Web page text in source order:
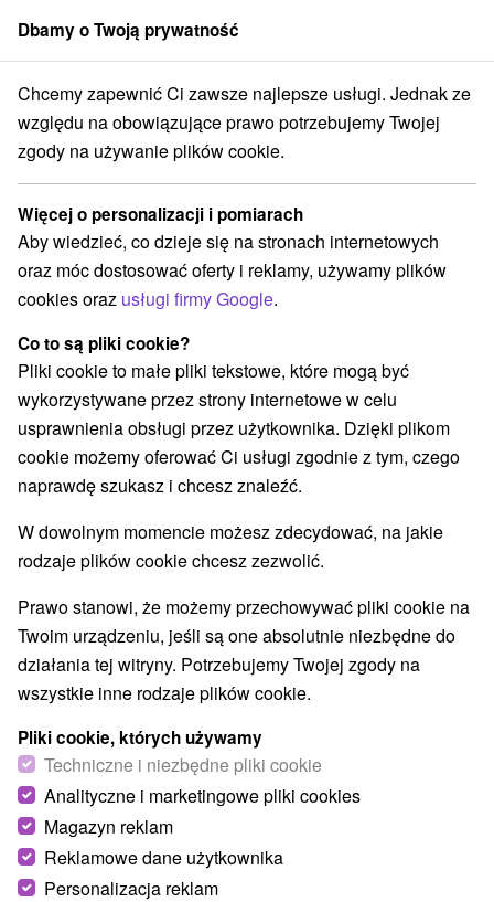
członek grupySorger
Relaks i zabawa przed Sylwestrem w Thermalpark Varga –
Relaks i zabawa przed Sylwestrem
w Thermalpark Varga – pobyt pełen
smaków i relaksu
Oferta wygasła! Wybierz poniżej z aktualnych ofert.
Hotel Thermal Varga★★★Wielki Meder Veľký Meder
Przejdź do lokalizacji
9,3 doskonały·187 recenzji
Dbamy o Twoją prywatność
Chcemy zapewnić Ci zawsze najlepsze usługi. Jednak ze
względu na obowiązujące prawo potrzebujemy Twojej
zgody na używanie plików cookie.
Więcej o personalizacji i pomiarach
Aby wiedzieć, co dzieje się na stronach internetowych
oraz móc dostosować oferty i reklamy, używamy plików
cookies oraz usługi firmy Google.
Co to są pliki cookie?
Pliki cookie to małe pliki tekstowe, które mogą być
wykorzystywane przez strony internetowe w celu
usprawnienia obsługi przez użytkownika. Dzięki plikom
cookie możemy oferować Ci usługi zgodnie z tym, czego
naprawdę szukasz i chcesz znaleźć.
W dowolnym momencie możesz zdecydować, na jakie
rodzaje plików cookie chcesz zezwolić.
Prawo stanowi, że możemy przechowywać pliki cookie na
Twoim urządzeniu, jeśli są one absolutnie niezbędne do
działania tej witryny. Potrzebujemy Twojej zgody na
wszystkie inne rodzaje plików cookie.
Pliki cookie, których używamy
Techniczne i niezbędne pliki cookie
Analityczne i marketingowe pliki cookies
Magazyn reklam
Reklamowe dane użytkownika
Personalizacja reklam